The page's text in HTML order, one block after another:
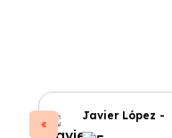
Javier López -